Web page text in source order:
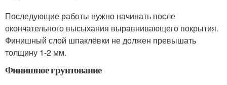
Последующие работы нужно начинать после
окончательного высыхания выравнивающего покрытия.
Финишный слой шпаклёвки не должен превышать
толщину 1-2 мм.
Финишное грунтование